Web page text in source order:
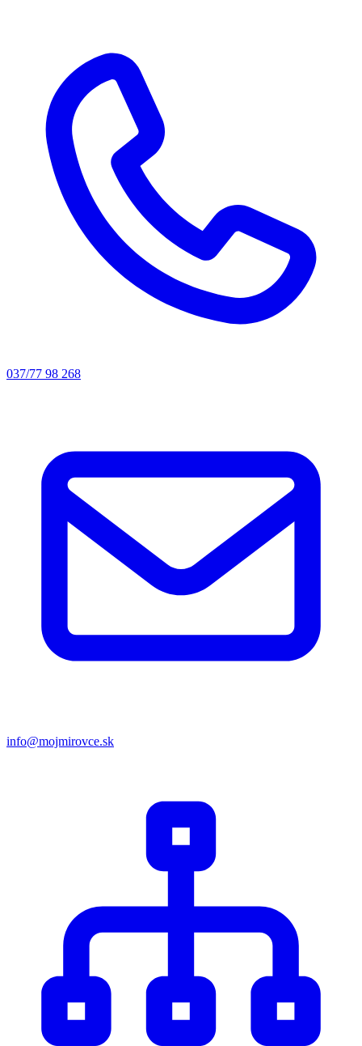
037/77 98 268
info@mojmirovce.sk